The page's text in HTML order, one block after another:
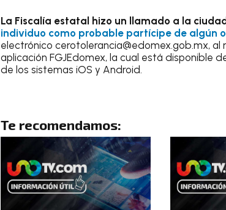
La Fiscalía estatal hizo un llamado a la
individuo como probable partícipe de algún
electrónico cerotolerancia@edomex.gob.mx,
aplicación FGJEdomex, la cual está disponible
de los sistemas iOS y Android.
Te recomendamos: